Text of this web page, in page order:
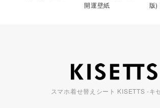
開運壁紙
版)
スマホ着せ替えシート KISETTS -キ